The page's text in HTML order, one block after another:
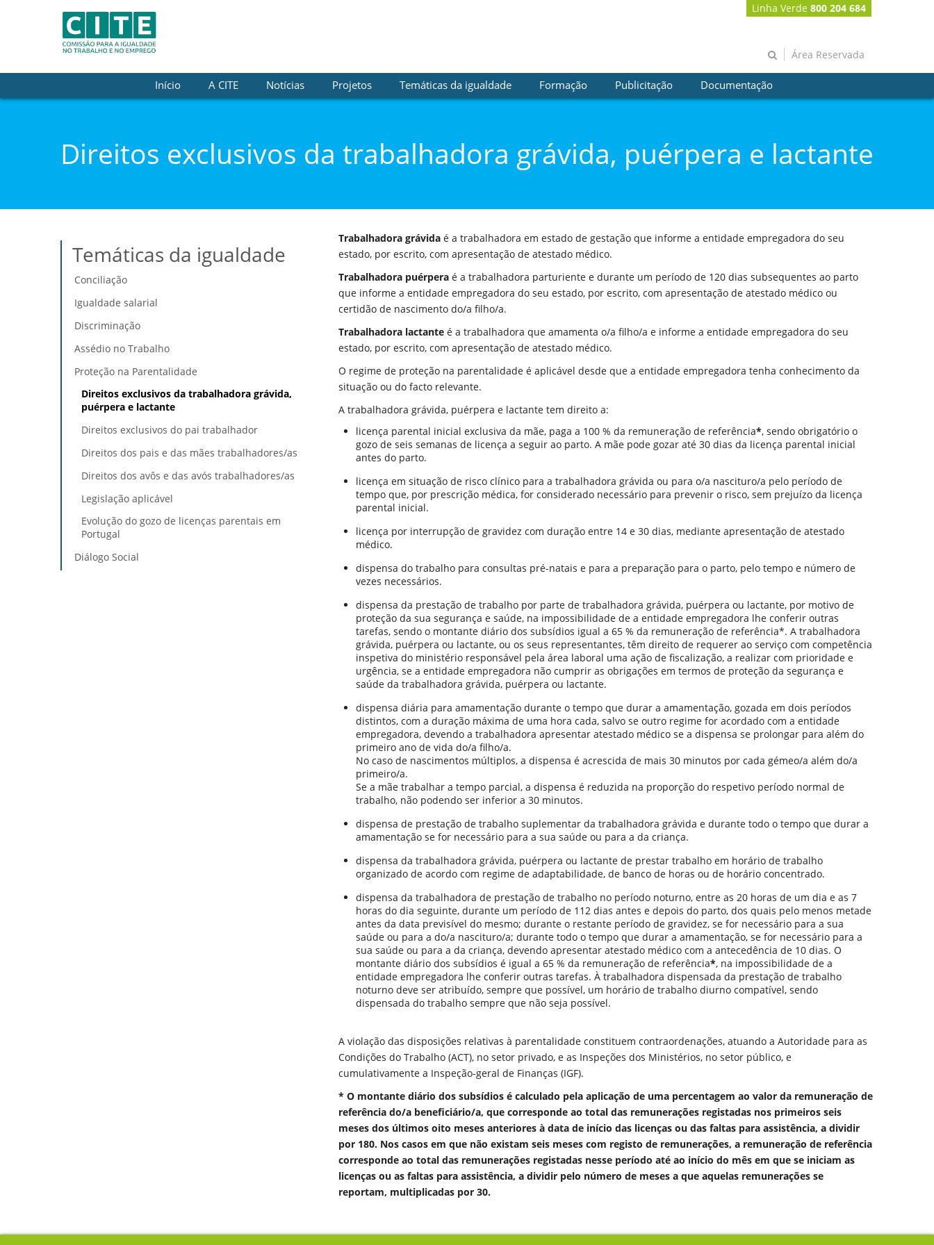
Linha Verde 800 204 684
Área Reservada
Início A CITE Notícias Projetos Temáticas da igualdade Formação Publicitação Documentação
Direitos exclusivos da trabalhadora grávida, puérpera e lactante
Temáticas da igualdade
Conciliação
Igualdade salarial
Discriminação
Assédio no Trabalho
Proteção na Parentalidade
Direitos exclusivos da trabalhadora grávida,
puérpera e lactante
Direitos exclusivos do pai trabalhador
Direitos dos pais e das mães trabalhadores/as
Direitos dos avôs e das avós trabalhadores/as
Legislação aplicável
Evolução do gozo de licenças parentais em
Portugal
Diálogo Social
Trabalhadora grávidaé a trabalhadora em estado de gestação que informe a entidade empregadora do seu
estado, por escrito, com apresentação de atestado médico.
Trabalhadora puérperaé a trabalhadora parturiente e durante um período de 120 dias subsequentes ao parto
que informe a entidade empregadora do seu estado, por escrito, com apresentação de atestado médico ou
certidão de nascimento do/a filho/a.
Trabalhadora lactanteé a trabalhadora que amamenta o/a filho/a e informe a entidade empregadora do seu
estado, por escrito, com apresentação de atestado médico.
O regime de proteção na parentalidade é aplicável desde que a entidade empregadora tenha conhecimento da
situação ou do facto relevante.
A trabalhadora grávida, puérpera e lactante tem direito a:
licença parental inicial exclusiva da mãe, paga a 100 % da remuneração de referência*, sendo obrigatório o
gozo de seis semanas de licença a seguir ao parto. A mãe pode gozar até 30 dias da licença parental inicial
antes do parto.
licença em situação de risco clínico para a trabalhadora grávida ou para o/a nascituro/a pelo período de
tempo que, por prescrição médica, for considerado necessário para prevenir o risco, sem prejuízo da licença
parental inicial.
licença por interrupção de gravidez com duração entre 14 e 30 dias, mediante apresentação de atestado
médico.
dispensa do trabalho para consultas pré-natais e para a preparação para o parto, pelo tempo e número de
vezes necessários.
dispensa da prestação de trabalho por parte de trabalhadora grávida, puérpera ou lactante, por motivo de
proteção da sua segurança e saúde, na impossibilidade de a entidade empregadora lhe conferir outras
tarefas, sendo o montante diário dos subsídios igual a 65 % da remuneração de referência*. A trabalhadora
grávida, puérpera ou lactante, ou os seus representantes, têm direito de requerer ao serviço com competência
inspetiva do ministério responsável pela área laboral uma ação de fiscalização, a realizar com prioridade e
urgência, se a entidade empregadora não cumprir as obrigações em termos de proteção da segurança e
saúde da trabalhadora grávida, puérpera ou lactante.
dispensa diária para amamentação durante o tempo que durar a amamentação, gozada em dois períodos
distintos, com a duração máxima de uma hora cada, salvo se outro regime for acordado com a entidade
empregadora, devendo a trabalhadora apresentar atestado médico se a dispensa se prolongar para além do
primeiro ano de vida do/a filho/a.
No caso de nascimentos múltiplos, a dispensa é acrescida de mais 30 minutos por cada gémeo/a além do/a
primeiro/a.
Se a mãe trabalhar a tempo parcial, a dispensa é reduzida na proporção do respetivo período normal de
trabalho, não podendo ser inferior a 30 minutos.
dispensa de prestação de trabalho suplementar da trabalhadora grávida e durante todo o tempo que durar a
amamentação se for necessário para a sua saúde ou para a da criança.
dispensa da trabalhadora grávida, puérpera ou lactante de prestar trabalho em horário de trabalho
organizado de acordo com regime de adaptabilidade, de banco de horas ou de horário concentrado.
dispensa da trabalhadora de prestação de trabalho no período noturno, entre as 20 horas de um dia e as 7
horas do dia seguinte, durante um período de 112 dias antes e depois do parto, dos quais pelo menos metade
antes da data previsível do mesmo; durante o restante período de gravidez, se for necessário para a sua
saúde ou para a do/a nascituro/a; durante todo o tempo que durar a amamentação, se for necessário para a
sua saúde ou para a da criança, devendo apresentar atestado médico com a antecedência de 10 dias. O
montante diário dos subsídios é igual a 65 % da remuneração de referência*, na impossibilidade de a
entidade empregadora lhe conferir outras tarefas. À trabalhadora dispensada da prestação de trabalho
noturno deve ser atribuído, sempre que possível, um horário de trabalho diurno compatível, sendo
dispensada do trabalho sempre que não seja possível.
A violação das disposições relativas à parentalidade constituem contraordenações, atuando a Autoridade para as
Condições do Trabalho (ACT), no setor privado, e as Inspeções dos Ministérios, no setor público, e
cumulativamente a Inspeção-geral de Finanças (IGF).
* O montante diário dos subsídios é calculado pela aplicação de uma percentagem ao valor da remuneração de
referência do/a beneficiário/a, que corresponde ao total das remunerações registadas nos primeiros seis
meses dos últimos oito meses anteriores à data de início das licenças ou das faltas para assistência, a dividir
por 180. Nos casos em que não existam seis meses com registo de remunerações, a remuneração de referência
corresponde ao total das remunerações registadas nesse período até ao início do mês em que se iniciam as
licenças ou as faltas para assistência, a dividir pelo número de meses a que aquelas remunerações se
reportam, multiplicadas por 30.